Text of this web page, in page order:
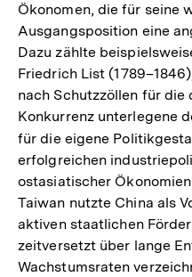
Ökonomen, die für seine
Ausgangsposition eine
Dazu zählte
Friedrich List
nach Schutzzöllen für die
Konkurrenz unterlegene
für die eigene
erfolgreichen
ostasiatischer
Taiwan nutzte China als
aktiven staatlichen
zeitversetzt über lange
Wachstumsraten